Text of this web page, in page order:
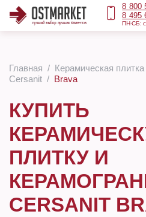
8 800
8 495
ПН-СБ:
Главная
Керамическая
Cersanit
Brava
КУПИТЬ
ПЛИТКУ И
CERSANIT